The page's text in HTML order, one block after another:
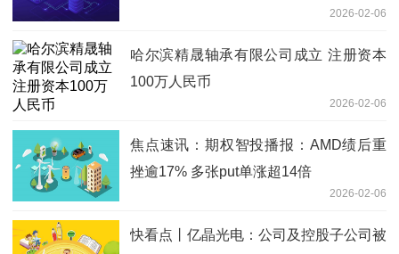
2026-02-06
哈尔滨精晟轴承有限公司成立 注册资本
100万人民币
2026-02-06
焦点速讯：期权智投播报：AMD绩后重
挫逾17% 多张put单涨超14倍
2026-02-06
快看点丨亿晶光电：公司及控股子公司被